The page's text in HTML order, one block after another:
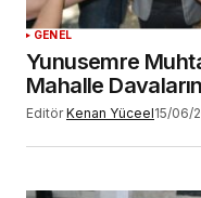
GENEL
Yunusemre
Mahalle
Editör Kenan Yüceel15/06/